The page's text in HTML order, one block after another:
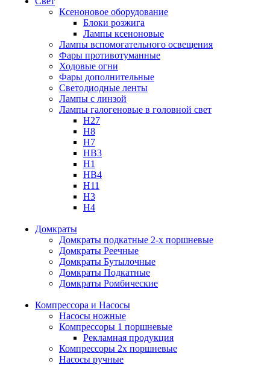
Ксеноновое оборудование
Блоки розжига
Лампы ксеноновые
Лампы вспомогательного освещения
Фары противотуманные
Ходовые огни
Фары дополнительные
Светодиодные ленты
Лампы с линзой
Лампы галогеновые в головной свет
H27
H8
H7
HB3
H1
HB4
H11
H3
H4
Домкраты
Домкраты подкатные 2-х поршневые
Домкраты Реечные
Домкраты Бутылочные
Домкраты Подкатные
Домкраты Ромбические
Компрессора и Насосы
Насосы ножные
Компрессоры 1 поршневые
Рекламная продукция
Компрессоры 2х поршневые
Насосы ручные